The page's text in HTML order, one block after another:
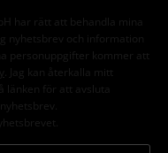
har rätt att behandla mina
nyhetsbrev och information
personuppgifter kommer att
. Jag kan återkalla mitt
länken för att avsluta